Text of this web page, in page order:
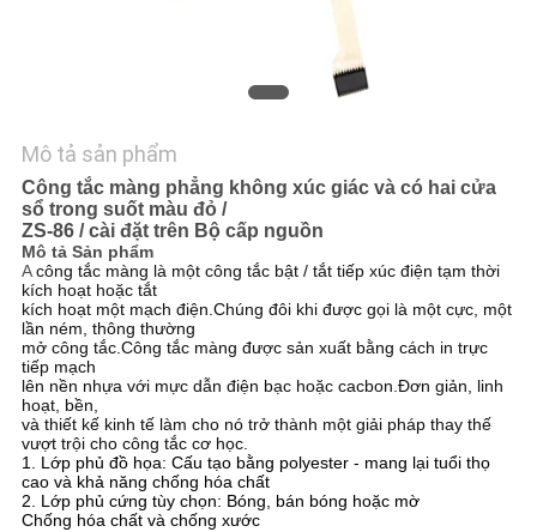
TRANG
WEB
CHÍNH
SÁCH
BẢO
MẬT
Mô tả sản phẩm
Công tắc màng phẳng không xúc giác và có hai cửa
sổ trong suốt màu đỏ /
ZS-86 / cài đặt trên Bộ cấp nguồn
Mô tả Sản phẩm
Acông tắc màng là một công tắc bật / tắt tiếp xúc điện tạm thời
kích hoạt hoặc tắt
kích hoạt một mạch điện.Chúng đôi khi được gọi là một cực, một
lần ném, thông thường
mở công tắc.Công tắc màng được sản xuất bằng cách in trực
tiếp mạch
lên nền nhựa với mực dẫn điện bạc hoặc cacbon.Đơn giản, linh
hoạt, bền,
và thiết kế kinh tế làm cho nó trở thành một giải pháp thay thế
vượt trội cho công tắc cơ học.
1. Lớp phủ đồ họa: Cấu tạo bằng polyester - mang lại tuổi thọ
cao và khả năng chống hóa chất
2. Lớp phủ cứng tùy chọn: Bóng, bán bóng hoặc mờ
Chống hóa chất và chống xước